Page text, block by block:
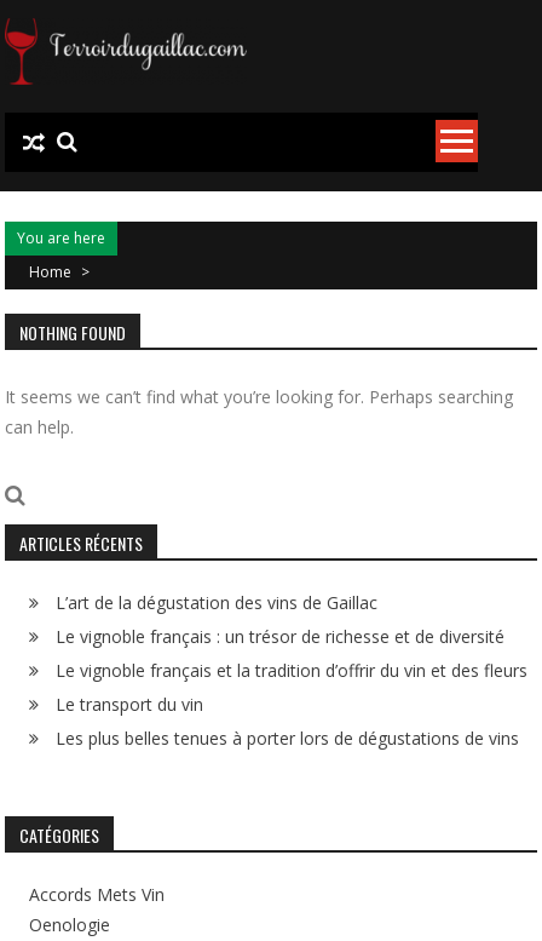
Skip
to
content
You are here
Home >
NOTHING FOUND
It seems we can’t find what you’re looking for. Perhaps searching
can help.
ARTICLES RÉCENTS
L’art de la dégustation des vins de Gaillac
Le vignoble français : un trésor de richesse et de diversité
Le vignoble français et la tradition d’offrir du vin et des fleurs
Le transport du vin
Les plus belles tenues à porter lors de dégustations de vins
CATÉGORIES
Accords Mets Vin
Oenologie